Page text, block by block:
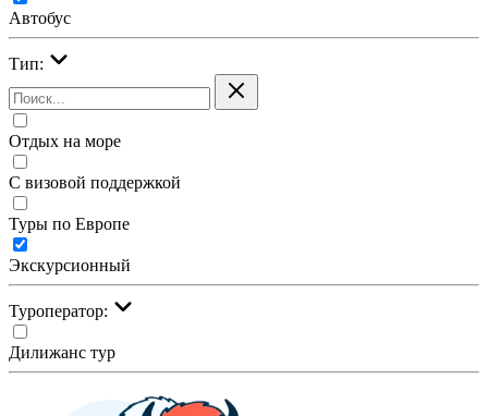
Автобус
Тип:
Отдых на море
С визовой поддержкой
Туры по Европе
Экскурсионный
Туроператор:
Дилижанс тур